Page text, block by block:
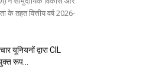
के तहत वित्तीय वर्ष 2026-
यूनियनों द्वारा CIL
रूप...